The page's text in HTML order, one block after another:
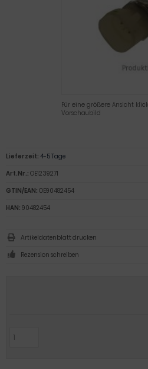
Für eine größere Ansicht
Vorschaubild
Lieferzeit: 4-5 Tage
Art.Nr.: OE1239271
GTIN/EAN: OE90482454
HAN: 90482454
Artikeldatenblatt drucken
Rezension schreiben